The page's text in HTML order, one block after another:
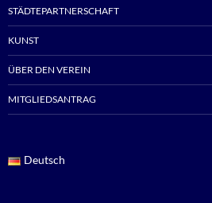
STÄDTEPARTNERSCHAFT
KUNST
ÜBER DEN VEREIN
MITGLIEDSANTRAG
Deutsch